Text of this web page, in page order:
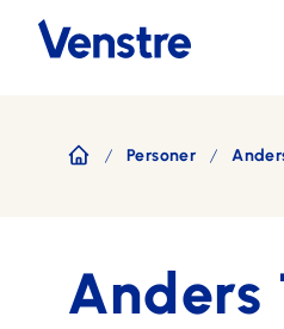
Personer
Anders